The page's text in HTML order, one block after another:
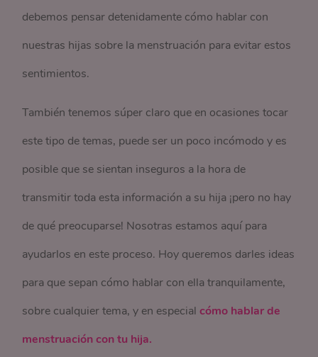
debemos pensar detenidamente cómo hablar con
nuestras hijas sobre la menstruación para evitar estos
sentimientos.
También tenemos súper claro que en ocasiones tocar
este tipo de temas, puede ser un poco incómodo y es
posible que se sientan inseguros a la hora de
transmitir toda esta información a su hija ¡pero no hay
de qué preocuparse! Nosotras estamos aquí para
ayudarlos en este proceso. Hoy queremos darles ideas
para que sepan cómo hablar con ella tranquilamente,
sobre cualquier tema, y en especialcómo hablar de
menstruación con tu hija.